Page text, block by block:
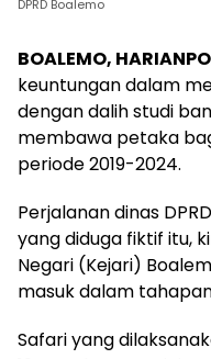
DPRD Boalemo
BOALEMO,
keuntungan dalam
dengan dalih studi
membawa petaka
periode 2019-2024.
Perjalanan dinas
yang diduga fiktif itu,
Negari (Kejari)
masuk dalam
Safari yang